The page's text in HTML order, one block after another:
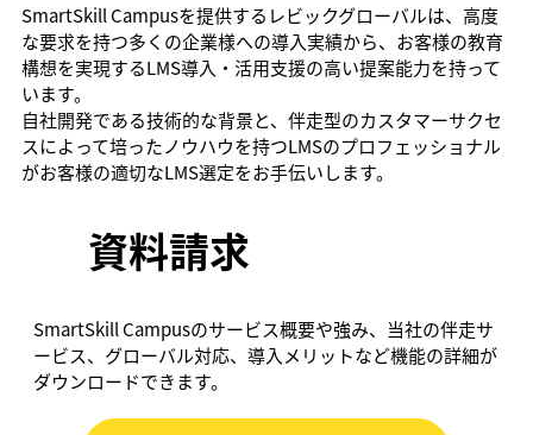
SmartSkill Campusを提供するレビックグローバルは、高度
な要求を持つ多くの企業様への導入実績から、お客様の教育
構想を実現するLMS導入・活用支援の高い提案能力を持って
います。
自社開発である技術的な背景と、伴走型のカスタマーサクセ
スによって培ったノウハウを持つLMSのプロフェッショナル
がお客様の適切なLMS選定をお手伝いします。
SmartSkill Campusのサービス概要や強み、当社の伴走サ
ービス、グローバル対応、導入メリットなど機能の詳細が
ダウンロードできます。
資料請求